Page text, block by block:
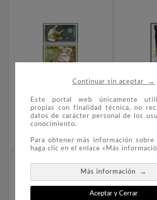
Continuar sin aceptar →
Este portal web únicamente
propias con finalidad técnica, no
datos de carácter personal de los
conocimiento.
Para obtener más información sobre
haga clic en el enlace «Más
Más información →
Aceptar y Cerrar

2847/48 Europa
0,75 €